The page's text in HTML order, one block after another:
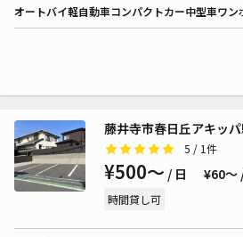
オートバイ軽自動車コンパクトカー中型車ワン
藤井寺市春日丘アキッパ
5 / 1件
¥500〜 / 日 ¥60〜
時間貸し可